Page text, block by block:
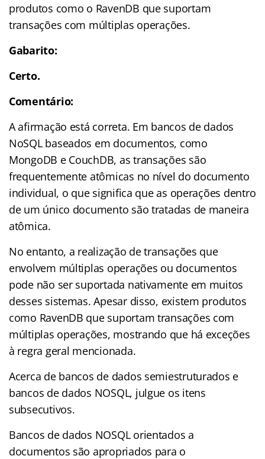
produtos como o RavenDB que suportam
transações com múltiplas operações.
Gabarito:
Certo.
Comentário:
A afirmação está correta. Em bancos de dados
NoSQL baseados em documentos, como
MongoDB e CouchDB, as transações são
frequentemente atômicas no nível do documento
individual, o que significa que as operações dentro
de um único documento são tratadas de maneira
atômica.
No entanto, a realização de transações que
envolvem múltiplas operações ou documentos
pode não ser suportada nativamente em muitos
desses sistemas. Apesar disso, existem produtos
como RavenDB que suportam transações com
múltiplas operações, mostrando que há exceções
à regra geral mencionada.
Acerca de bancos de dados semiestruturados e
bancos de dados NOSQL, julgue os itens
subsecutivos.
Bancos de dados NOSQL orientados a
documentos são apropriados para o